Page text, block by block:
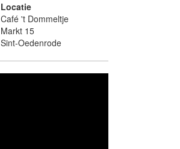
Locatie
Café 't Dommeltje
Markt 15
Sint-Oedenrode